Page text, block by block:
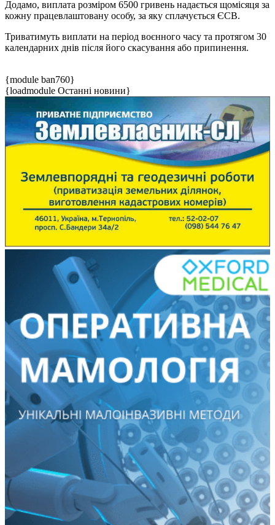
Додамо, виплата розміром 6500 гривень надається щомісяця за
кожну працевлаштовану особу, за яку сплачується ЄСВ.
Триватимуть виплати на період воєнного часу та протягом 30
календарних днів після його скасування або припинення.
{module ban760}
{loadmodule Останні новини}